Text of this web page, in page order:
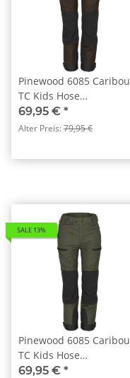
Pinewood 6085 Caribou
TC Kids Hose
D.Brown/Black (212)
69,95 € *
Alter Preis:79,95 €
SALE 13%
Pinewood 6085 Caribou
TC Kids Hose
Mossgreen/Black (153)
69,95 € *